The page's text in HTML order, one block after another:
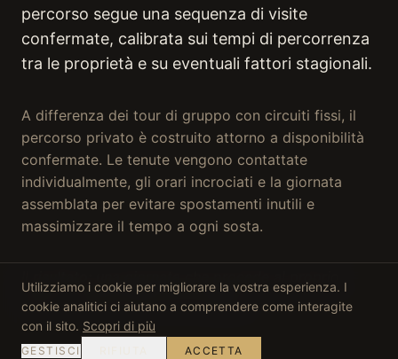
percorso segue una sequenza di visite
confermate, calibrata sui tempi di percorrenza
tra le proprietà e su eventuali fattori stagionali.
A differenza dei tour di gruppo con circuiti fissi, il
percorso privato è costruito attorno a disponibilità
confermate. Le tenute vengono contattate
individualmente, gli orari incrociati e la giornata
assemblata per evitare spostamenti inutili e
massimizzare il tempo a ogni sosta.
ritmo — senza fretta tra le tappe.
Utilizziamo i cookie per migliorare la vostra esperienza. I
cookie analitici ci aiutano a comprendere come interagite
con il sito. Scopri di più
GESTISCI ACCETTA